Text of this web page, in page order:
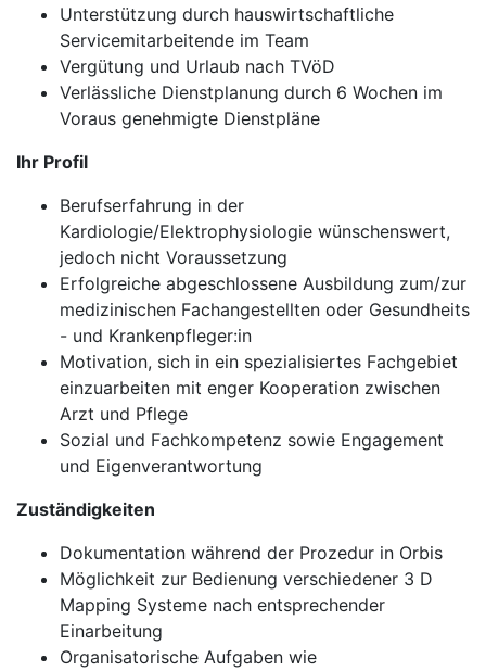
Unterstützung durch hauswirtschaftliche
Servicemitarbeitende im Team
Vergütung und Urlaub nach TVöD
Verlässliche Dienstplanung durch 6 Wochen im
Voraus genehmigte Dienstpläne
Ihr Profil
Berufserfahrung in der
Kardiologie/Elektrophysiologie wünschenswert,
jedoch nicht Voraussetzung
Erfolgreiche abgeschlossene Ausbildung zum/zur
medizinischen Fachangestellten oder Gesundheits
- und Krankenpfleger:in
Motivation, sich in ein spezialisiertes Fachgebiet
einzuarbeiten mit enger Kooperation zwischen
Arzt und Pflege
Sozial und Fachkompetenz sowie Engagement
und Eigenverantwortung
Zuständigkeiten
Dokumentation während der Prozedur in Orbis
Möglichkeit zur Bedienung verschiedener 3 D
Mapping Systeme nach entsprechender
Einarbeitung
Organisatorische Aufgaben wie